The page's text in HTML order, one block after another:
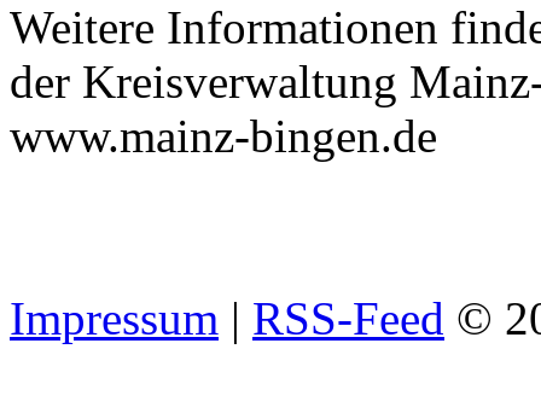
Weitere Informationen
der Kreisverwaltung
www.mainz-bingen.de
Impressum | RSS-Feed ©